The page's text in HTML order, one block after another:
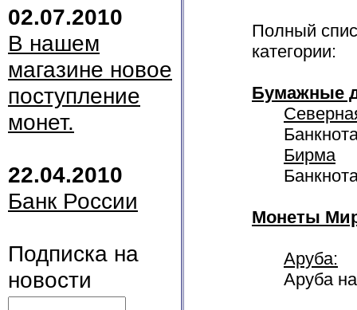
02.07.2010
В нашем
магазине новое
поступление
монет.
22.04.2010
Банк России
Подписка на
новости
Полный
категории:
Бумажные
Бирма
Монеты
Аруба:
Аруба